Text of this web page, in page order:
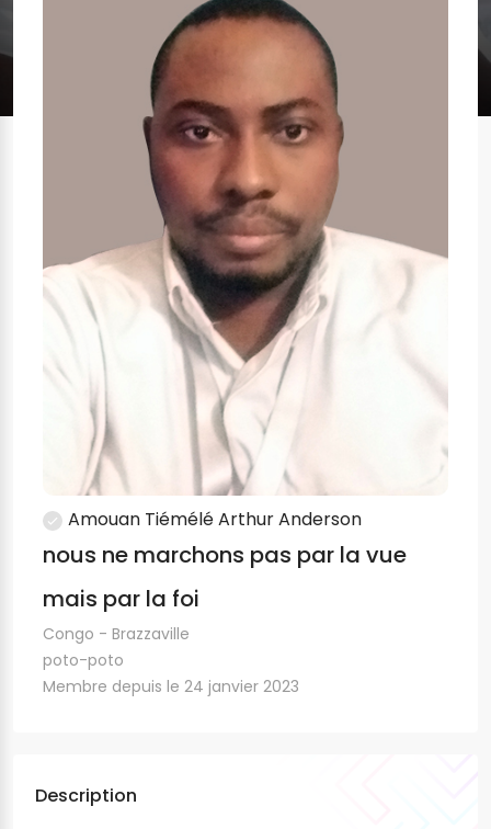
Amouan Tiémélé Arthur Anderson
nous ne marchons pas par la vue
mais par la foi
Congo - Brazzaville
poto-poto
Membre depuis le 24 janvier 2023
Description